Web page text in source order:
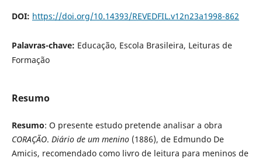
DOI: https://doi.org/10.14393/REVEDFIL.v12n23a1998-862
Palavras-chave: Educação, Escola Brasileira, Leituras de
Formação
Resumo
Resumo: O presente estudo pretende analisar a obra
CORAÇÃO. Diário de um menino(1886), de Edmundo De
Amicis, recomendado como livro de leitura para meninos de